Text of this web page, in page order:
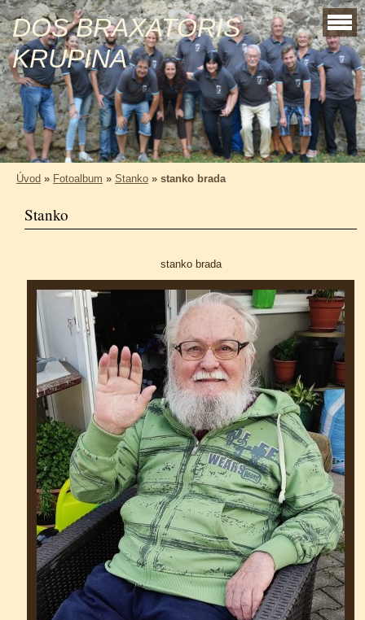
DOS BRAXATORIS
KRUPINA
Úvod » Fotoalbum » Stanko » stanko brada
Stanko
stanko brada